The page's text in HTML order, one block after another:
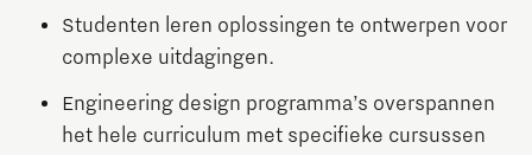
Studenten leren oplossingen te ontwerpen voor
complexe uitdagingen.
Engineering design programma’s overspannen
het hele curriculum met specifieke cursussen